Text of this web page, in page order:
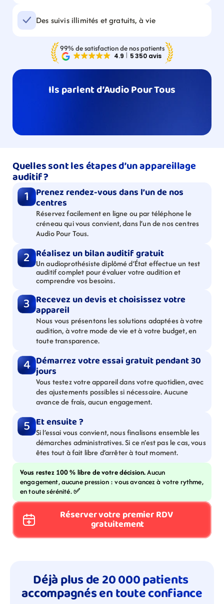
Des suivis illimités et gratuits, à vie
99% de satisfaction de nos patients
Ils parlent d’Audio Pour Tous
Quelles sont les étapes d’un appareillage
auditif ?
1 Prenez rendez-vous dans l’un de nos
centres
Réservez facilement en ligne ou par téléphone le
créneau qui vous convient, dans l’un de nos centres
Audio Pour Tous.
2 Réalisez un bilan auditif gratuit
Un audioprothésiste diplômé d’État effectue un test
auditif complet pour évaluer votre audition et
comprendre vos besoins.
3 Recevez un devis et choisissez votre
appareil
Nous vous présentons les solutions adaptées à votre
audition, à votre mode de vie et à votre budget, en
toute transparence.
4 Démarrez votre essai gratuit pendant 30
jours
Vous testez votre appareil dans votre quotidien, avec
des ajustements possibles si nécessaire. Aucune
avance de frais, aucun engagement.
5 Et ensuite ?
Si l’essai vous convient, nous finalisons ensemble les
démarches administratives. Si ce n’est pas le cas, vous
êtes tout à fait libre d’arrêter à tout moment.
Vous restez 100 % libre de votre décision. Aucun
engagement, aucune pression : vous avancez à votre rythme,
en toute sérénité. ✅
Réserver votre premier RDV
gratuitement
Déjà plus de 20 000 patients
accompagnés en toute confiance